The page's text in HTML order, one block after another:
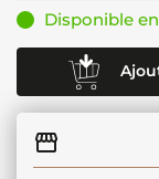
Disponible